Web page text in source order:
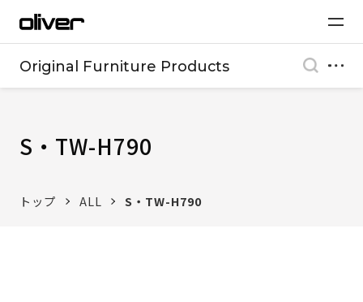
Original Furniture Products
S・TW-H790
トップ ALL S・TW-H790